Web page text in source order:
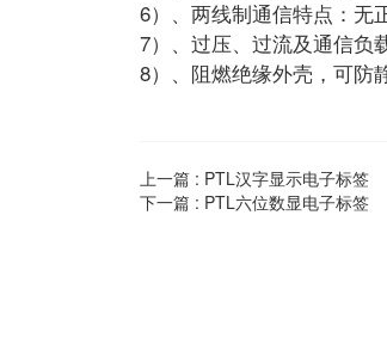
6）、两线制通信特点：无
7）、过压、过流及通信负
8）、阻燃绝缘外壳，可防
上一篇 : PTL汉字显示电子标签
下一篇 : PTL六位数显电子标签